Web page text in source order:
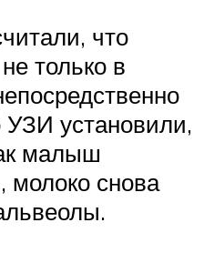
что
только в
установили,
малыш
молоко снова